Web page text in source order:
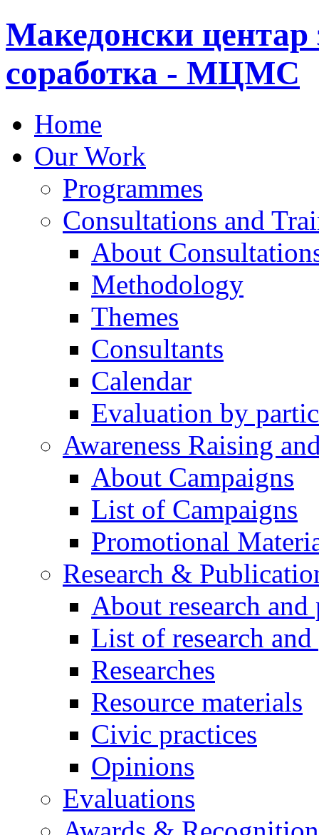
Македонски центар
соработка - МЦМС
Home
Our Work
Programmes
Consultations and
About
Methodology
Themes
Consultants
Calendar
Evaluation by
Awareness Raising
About Campaigns
List of Campaigns
Promotional
Research &
About research
List of research
Researches
Resource materials
Civic practices
Opinions
Evaluations